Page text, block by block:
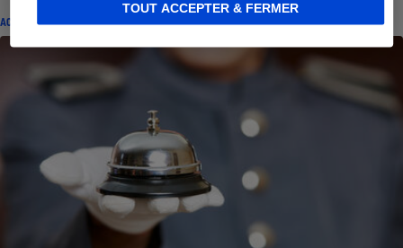
TOUT ACCEPTER & FERMER
ACTUALITÉ